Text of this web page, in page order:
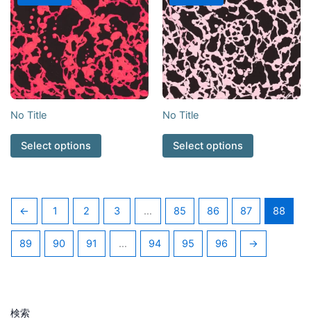
No Title
Select options
No Title
Select options
← 1 2 3 … 85 86 87 88
89 90 91 … 94 95 96 →
検索